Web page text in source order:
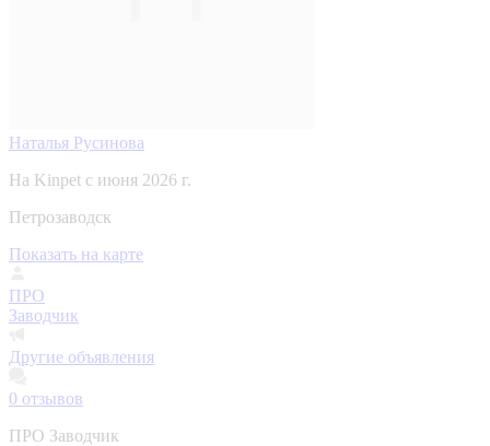
Наталья Русинова
На Kinpet c июня 2026 г.
Петрозаводск
Показать на карте
ПРО
Заводчик
Другие объявления
0 отзывов
ПРО Заводчик